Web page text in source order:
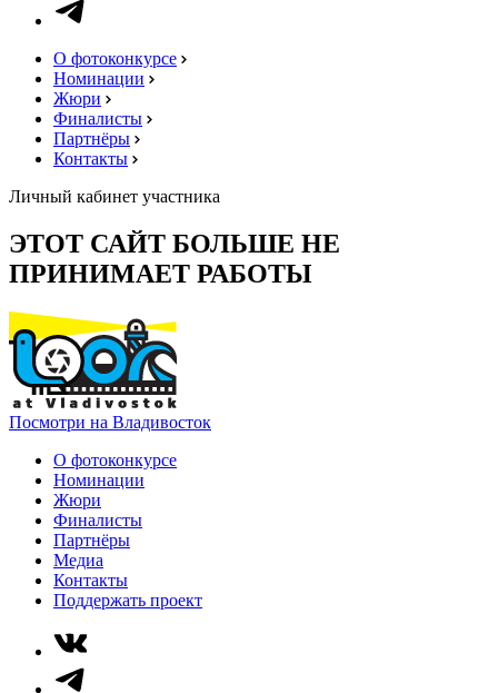
О фотоконкурсе
Номинации
Жюри
Финалисты
Партнёры
Контакты
Личный кабинет участника
ЭТОТ САЙТ БОЛЬШЕ НЕ
ПРИНИМАЕТ РАБОТЫ
Посмотри на Владивосток
О фотоконкурсе
Номинации
Жюри
Финалисты
Партнёры
Медиа
Контакты
Поддержать проект